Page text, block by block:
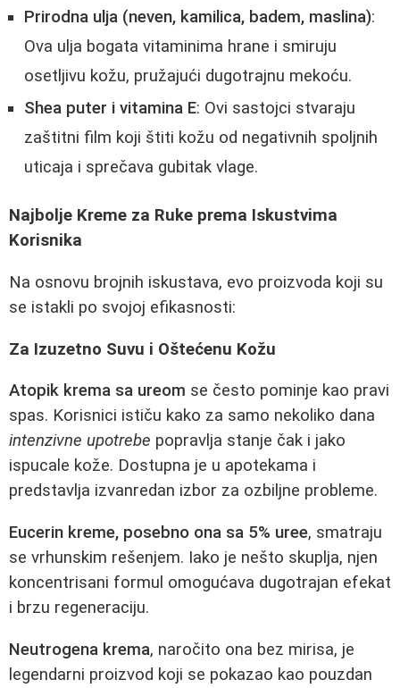
Prirodna ulja (neven, kamilica, badem, maslina):
Ova ulja bogata vitaminima hrane i smiruju
osetljivu kožu, pružajući dugotrajnu mekoću.
Shea puter i vitamina E: Ovi sastojci stvaraju
zaštitni film koji štiti kožu od negativnih spoljnih
uticaja i sprečava gubitak vlage.
Najbolje Kreme za Ruke prema Iskustvima
Korisnika
Na osnovu brojnih iskustava, evo proizvoda koji su
se istakli po svojoj efikasnosti:
Za Izuzetno Suvu i Oštećenu Kožu
Atopik krema sa ureom se često pominje kao pravi
spas. Korisnici ističu kako za samo nekoliko dana
intenzivne upotrebe popravlja stanje čak i jako
ispucale kože. Dostupna je u apotekama i
predstavlja izvanredan izbor za ozbiljne probleme.
Eucerin kreme, posebno ona sa 5% uree, smatraju
se vrhunskim rešenjem. Iako je nešto skuplja, njen
koncentrisani formul omogućava dugotrajan efekat
i brzu regeneraciju.
Neutrogena krema, naročito ona bez mirisa, je
legendarni proizvod koji se pokazao kao pouzdan